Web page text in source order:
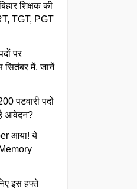
शिक्षक की
TGT, PGT
पर
सितंबर में, जानें
पटवारी पदों
आवेदन?
आया! ये
इस हफ्ते